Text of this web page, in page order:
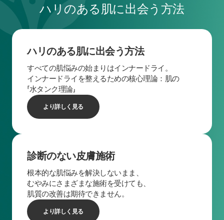
ハリのある肌に出会う方法
ハリのある肌に出会う方法
すべての肌悩みの始まりはインナードライ。
インナードライを整えるための核心理論：肌の
「水タンク理論」
より詳しく見る
診断のない皮膚施術
根本的な肌悩みを解決しないまま、
むやみにさまざまな施術を受けても、
肌質の改善は期待できません。
より詳しく見る